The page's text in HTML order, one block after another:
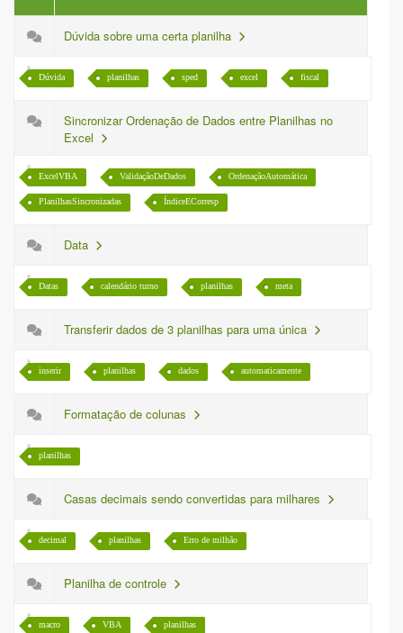
Dúvida sobre uma certa planilha
Dúvida planilhas sped excel fiscal
Sincronizar Ordenação de Dados entre Planilhas no
Excel
ExcelVBA ValidaçãoDeDados OrdenaçãoAutomática
PlanilhasSincronizadas ÍndiceECorresp
Data
Datas calendário turno planilhas meta
Transferir dados de 3 planilhas para uma única
inserir planilhas dados automaticamente
Formatação de colunas
planilhas
Casas decimais sendo convertidas para milhares
decimal planilhas Erro de milhão
Planilha de controle
macro VBA planilhas